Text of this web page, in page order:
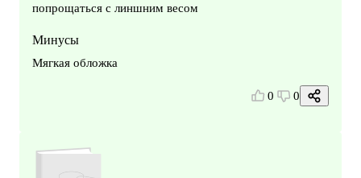
попрощаться с линшним весом
Минусы
Мягкая обложка
0 0